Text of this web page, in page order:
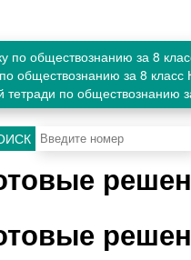
по обществознанию за 8
обществознанию за 8
тетради по обществознанию